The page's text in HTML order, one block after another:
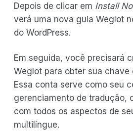
Depois de clicar em Install
verá uma nova guia Weglot
do WordPress.
Em seguida, você precisará
Weglot para obter sua chave
Essa conta serve como seu
gerenciamento de tradução,
com todos os aspectos de
multilíngue.